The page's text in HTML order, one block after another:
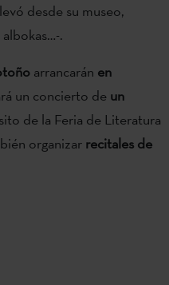
desde su museo,
.
arrancarán en
un concierto de un
de la Feria de Literatura
organizar recitales de